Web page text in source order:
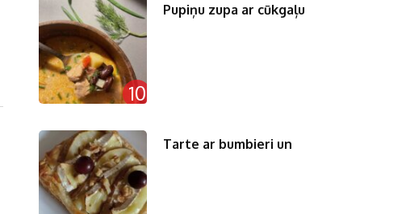
10
Pupiņu zupa ar cūkgaļu
Tarte ar bumbieri un